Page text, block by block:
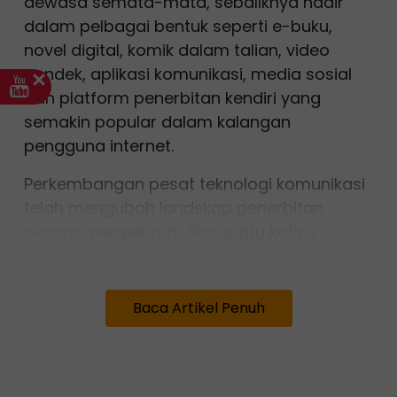
dalam pelbagai bentuk seperti e-buku,
novel digital, komik dalam talian, video
pendek, aplikasi komunikasi, media sosial
dan platform penerbitan kendiri yang
semakin popular dalam kalangan
pengguna internet.
Perkembangan pesat teknologi komunikasi
pematuhan terhadap garis panduan
tertentu sebelum sesebuah karya dapat
Baca Artikel Penuh